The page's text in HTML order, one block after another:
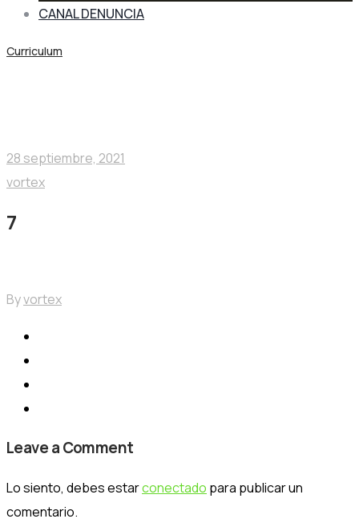
CANAL DENUNCIA
Curriculum
28 septiembre, 2021
vortex
7
Byvortex
Leave a Comment
Lo siento, debes estarconectado para publicar un
comentario.